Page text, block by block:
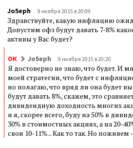
Jo5eph 9 ноября 2015 в 20:09
Здравствуйте, какую инфляцию
Допустим офз будут давать 7-8%
активы у Вас будет?
ОК Jo5eph 9 ноября 2015 в 20:20
Я достоверно не знаю, что будет. И
моей стратегии, что будет с
но полагаю, что вряд ли она будет
будут давать 8%, скажем, это
дивидендную доходность многих
и я, скорее всего, буду на 50% в
30% в стоимостных акциях, а на 20-
свои 10-11%... Как то так. Но поживем